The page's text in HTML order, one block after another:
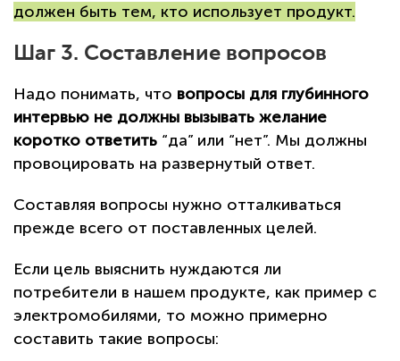
должен быть тем, кто использует продукт.
Шаг 3. Составление вопросов
Надо понимать, что вопросы для глубинного
интервью не должны вызывать желание
коротко ответить “да” или “нет”. Мы должны
провоцировать на развернутый ответ.
Составляя вопросы нужно отталкиваться
прежде всего от поставленных целей.
Если цель выяснить нуждаются ли
потребители в нашем продукте, как пример с
электромобилями, то можно примерно
составить такие вопросы: